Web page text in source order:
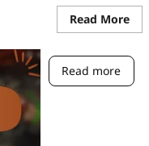
Read MoreRead
Read more